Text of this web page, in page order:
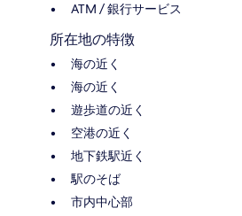
ATM / 銀行サービス
所在地の特徴
海の近く
海の近く
遊歩道の近く
空港の近く
地下鉄駅近く
駅のそば
市内中心部